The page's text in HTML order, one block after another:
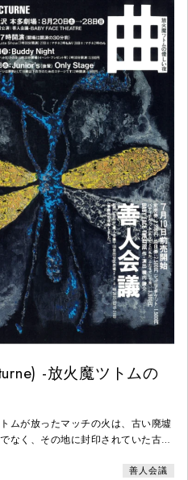
-放火魔ツトムの
ムが放ったマッチの火は、古い廃墟
なく、その地に封印されていた古い
広げられる。現代の物語作家・横内謙
善人会議